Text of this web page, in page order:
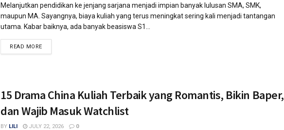
Melanjutkan pendidikan ke jenjang sarjana menjadi impian banyak lulusan SMA, SMK,
maupun MA. Sayangnya, biaya kuliah yang terus meningkat sering kali menjadi tantangan
utama. Kabar baiknya, ada banyak beasiswa S1...
READ MORE
15 Drama China Kuliah Terbaik yang Romantis, Bikin Baper,
dan Wajib Masuk Watchlist
BY LILI JULY 22, 2026 0